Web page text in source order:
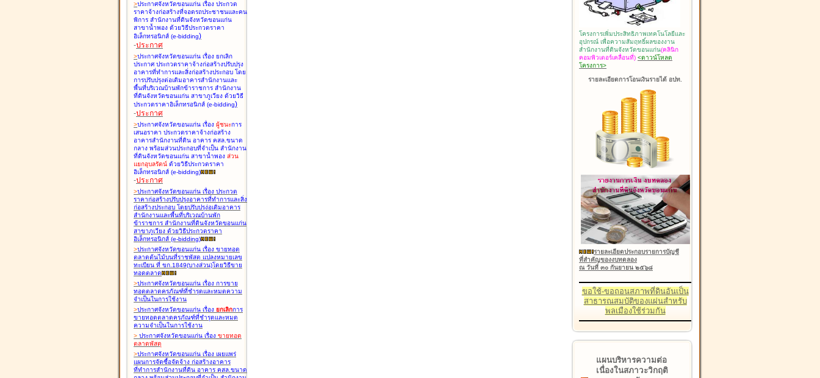
>ประกาศจังหวัดขอนแก่น เรื่อง ประกวด
ราคาจ้างก่อสร้างที่จอดรถประชาชนและคน
พิการ สำนักงานที่ดินจังหวัดขอนแก่น
สาขาน้ำพอง ด้วยวิธีประกวดราคา
อิเล็กทรอนิกส์ (e-bidding)
-ประกาศ
>ประกาศจังหวัดขอนแก่น เรื่อง ยกเลิก
ประกาศ ประกวดราคาจ้างก่อสร้างปรับปรุง
อาคารที่ทำการและสิ่งก่อสร้างประกอบ โดย
การปรับปรุงต่อเติมอาคารสำนักงานและ
พื้นที่บริเวณบ้านพักข้าราชการ สำนักงาน
ที่ดินจังหวัดขอนแก่น สาขาภูเวียง ด้วยวิธี
ประกวดราคาอิเล็กทรอนิกส์ (e-bidding)
-ประกาศ
>ประกาศจังหวัดขอนแก่น เรื่อง ผู้ชนะการ
เสนอราคา ประกวดราคาจ้างก่อสร้าง
อาคารสำนักงานที่ดิน อาคาร คสล.ขนาด
กลาง พร้อมส่วนประกอบที่จำเป็น สำนักงาน
ที่ดินจังหวัดขอนแก่น สาขาน้ำพอง ส่วน
แยกอุบลรัตน์ ด้วยวิธีประกวดราคา
อิเล็กทรอนิกส์ (e-bidding)
-ประกาศ
>ประกาศจังหวัดขอนแก่น เรื่อง ประกวด
ราคาก่อสร้างปรับปรุงอาคารที่ทำการและสิ่ง
ก่อสร้างประกอบ โดยปรับปรุง่อเติมอาคาร
สำนักงานและพื้นที่บริเวณบ้านพัก
ข้าราชการ สำนักงานที่ดินจังหวัดขอนแก่น
สาขาภูเวียง ด้วยวิธีประกวดราคา
อิเล็กทรอนิกส์ (e-bidding)
>ประกาศจังหวัดขอนแก่น เรื่อง ขายทอด
ตลาดต้นไม้บนที่ราชพัสดุ แปลงหมายเลข
ทะเบียน ที่ ขก.1849(บางส่วน)โดยวิธีขาย
ทอดตลาด
>ประกาศจังหวัดขอนแก่น เรื่อง การขาย
ทอดตลาดครุภัณฑ์ที่ชำรุดและหมดความ
จำเป็นในการใช้งาน
>ประกาศจังหวัดขอนแก่น เรื่อง ยกเลิกการ
ขายทอดตลาดครุภัณฑ์ที่ชำรุดและหมด
ความจำเป็นในการใช้งาน
> ประกาศจังหวัดขอนแก่น เรื่อง ขายทอด
ตลาดพัสดุ
>ประกาศจังหวัดขอนแก่น เรื่อง เผยแพร่
แผนการจัดซื้อจัดจ้าง ก่อสร้างอาคาร
ที่ทำการสำนักงานที่ดิน อาคาร คสล.ขนาด
โครงการเพิ่มประสิทธิภาพเทคโนโลยีและ
อุปกรณ์ เพื่อความสัมฤทธิ์ผลของงาน
สำนักงานที่ดินจังหวัดขอนแก่น(คลินิก
คอมพิวเตอร์เคลื่อนที่) <ดาวน์โหลด
โครงการ>
รายละเอียดการโอนเงินรายได้ อปท.
รายละเอียดประกอบรายการบัญชี
ที่สำคัญของงบทดลอง
ณ วันที่ ๓๐ กันยายน ๒๕๖๘
ขอใช้-ขอถอนสภาพที่ดินอันเป็น
สาธารณสมบัติของแผ่นสำหรับ
พลเมืองใช้ร่วมกัน
แผนบริหารความต่อ
เนื่องในสภาวะวิกฤติ